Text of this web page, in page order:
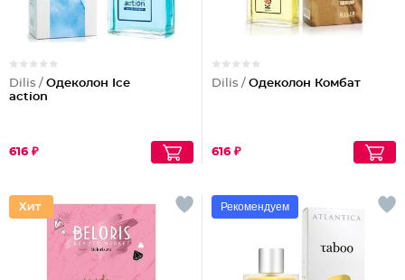
Dilis / Одеколон Ice
action
616 ₽
Dilis / Одеколон Комбат
616 ₽
Рекомендуем